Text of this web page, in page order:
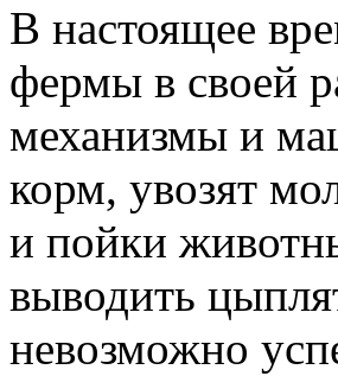
В настоящее
фермы в своей
механизмы и
корм, увозят
и пойки
выводить
невозможно